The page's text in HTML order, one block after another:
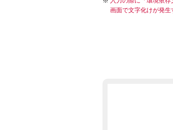
画面で文字化けが発生